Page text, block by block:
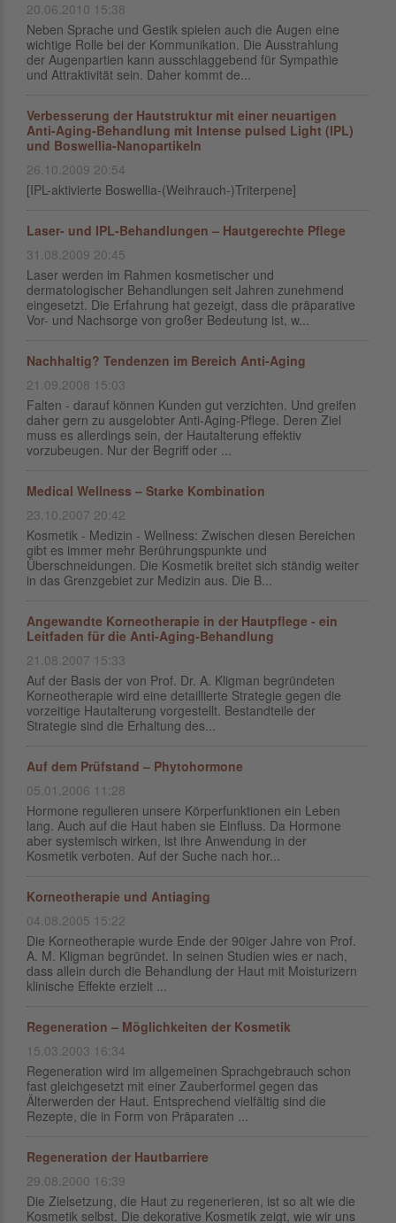
20.06.2010 15:38
Neben Sprache und Gestik spielen auch die Augen eine
wichtige Rolle bei der Kommunikation. Die Ausstrahlung
der Augenpartien kann ausschlaggebend für Sympathie
und Attraktivität sein. Daher kommt de...
Verbesserung der Hautstruktur mit einer neuartigen
Anti-Aging-Behandlung mit Intense pulsed Light (IPL)
und Boswellia-Nanopartikeln
26.10.2009 20:54
[IPL-aktivierte Boswellia-(Weihrauch-)Triterpene]
Laser- und IPL-Behandlungen – Hautgerechte Pflege
31.08.2009 20:45
Laser werden im Rahmen kosmetischer und
dermatologischer Behandlungen seit Jahren zunehmend
eingesetzt. Die Erfahrung hat gezeigt, dass die präparative
Vor- und Nachsorge von großer Bedeutung ist, w...
Nachhaltig? Tendenzen im Bereich Anti-Aging
21.09.2008 15:03
Falten - darauf können Kunden gut verzichten. Und greifen
daher gern zu ausgelobter Anti-Aging-Pflege. Deren Ziel
muss es allerdings sein, der Hautalterung effektiv
vorzubeugen. Nur der Begriff oder ...
Medical Wellness – Starke Kombination
23.10.2007 20:42
Kosmetik - Medizin - Wellness: Zwischen diesen Bereichen
gibt es immer mehr Berührungspunkte und
Überschneidungen. Die Kosmetik breitet sich ständig weiter
in das Grenzgebiet zur Medizin aus. Die B...
Angewandte Korneotherapie in der Hautpflege - ein
Leitfaden für die Anti-Aging-Behandlung
21.08.2007 15:33
Auf der Basis der von Prof. Dr. A. Kligman begründeten
Korneotherapie wird eine detaillierte Strategie gegen die
vorzeitige Hautalterung vorgestellt. Bestandteile der
Strategie sind die Erhaltung des...
Auf dem Prüfstand – Phytohormone
05.01.2006 11:28
Hormone regulieren unsere Körperfunktionen ein Leben
lang. Auch auf die Haut haben sie Einfluss. Da Hormone
aber systemisch wirken, ist ihre Anwendung in der
Kosmetik verboten. Auf der Suche nach hor...
Korneotherapie und Antiaging
04.08.2005 15:22
Die Korneotherapie wurde Ende der 90iger Jahre von Prof.
A. M. Kligman begründet. In seinen Studien wies er nach,
dass allein durch die Behandlung der Haut mit Moisturizern
klinische Effekte erzielt ...
Regeneration – Möglichkeiten der Kosmetik
15.03.2003 16:34
Regeneration wird im allgemeinen Sprachgebrauch schon
fast gleichgesetzt mit einer Zauberformel gegen das
Älterwerden der Haut. Entsprechend vielfältig sind die
Rezepte, die in Form von Präparaten ...
Regeneration der Hautbarriere
29.08.2000 16:39
Die Zielsetzung, die Haut zu regenerieren, ist so alt wie die
Kosmetik selbst. Die dekorative Kosmetik zeigt, wie wir uns